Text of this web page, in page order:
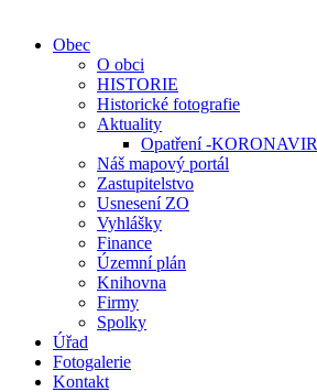
Obec
O obci
HISTORIE
Historické fotografie
Aktuality
Opatření -KORONAVIR
Náš mapový portál
Zastupitelstvo
Usnesení ZO
Vyhlášky
Finance
Územní plán
Knihovna
Firmy
Spolky
Úřad
Fotogalerie
Kontakt